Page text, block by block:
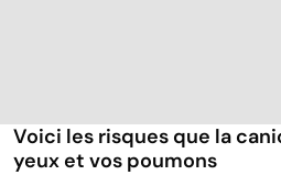
Voici les risques que la
yeux et vos poumons